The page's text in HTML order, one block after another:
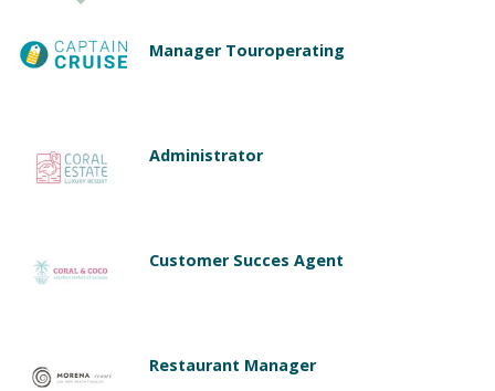
Manager Touroperating
Administrator
Customer Succes Agent
Restaurant Manager